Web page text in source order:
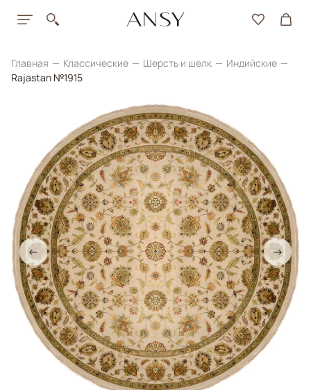
Главная Классические Шерсть и шелк
Индийские
Rajastan №1915
← →